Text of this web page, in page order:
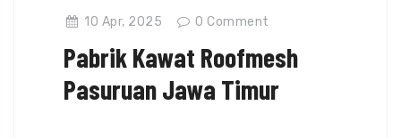
10 Apr, 2025 0 Comment
Pabrik Kawat Roofmesh
Pasuruan Jawa Timur